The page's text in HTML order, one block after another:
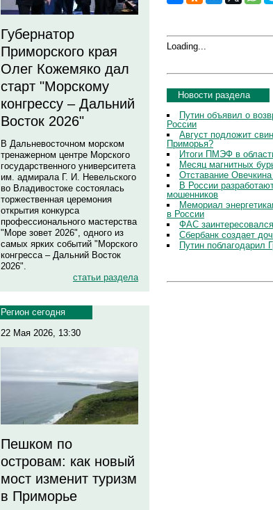
Губернатор
Приморского края
Олег Кожемяко дал
старт "Морскому
конгрессу – Дальний
Восток 2026"
В Дальневосточном морском
тренажерном центре Морского
государственного университета
им. адмирала Г. И. Невельского
во Владивостоке состоялась
торжественная церемония
открытия конкурса
профессионального мастерства
"Море зовет 2026", одного из
самых ярких событий "Морского
конгресса – Дальний Восток
2026".
статьи раздела
Регион сегодня
22 Мая 2026, 13:30
Пешком по
островам: как новый
мост изменит туризм
в Приморье
Loading...
Новости раздела
Путин объявил о
России
Август подложит
Приморья?
Итоги ПМЭФ в
Месяц магнитных
Отставание
В России
мошенников
Мемориал
в России
ФАС
Сбербанк создает
Путин поблагодарил